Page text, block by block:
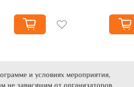
и условиях мероприятия,